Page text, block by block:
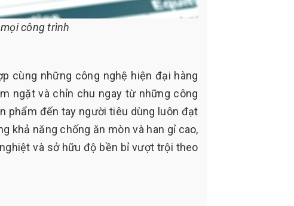
công trình
cùng những công nghệ hiện đại hàng
ngặt và chỉn chu ngay từ những công
phẩm đến tay người tiêu dùng luôn đạt
khả năng chống ăn mòn và han gỉ cao,
và sở hữu độ bền bỉ vượt trội theo